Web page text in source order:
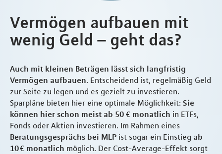
Vermögen aufbauen mit
wenig Geld – geht das?
Auch mit kleinen Beträgen lässt sich langfristig
Vermögen aufbauen. Entscheidend ist, regelmäßig Geld
zur Seite zu legen und es gezielt zu investieren.
Sparpläne bieten hier eine optimale Möglichkeit: Sie
können hier schon meist ab 50 € monatlich in ETFs,
Fonds oder Aktien investieren. Im Rahmen eines
Beratungsgesprächs bei MLP ist sogar ein Einstieg ab
10 € monatlich möglich. Der Cost-Average-Effekt sorgt